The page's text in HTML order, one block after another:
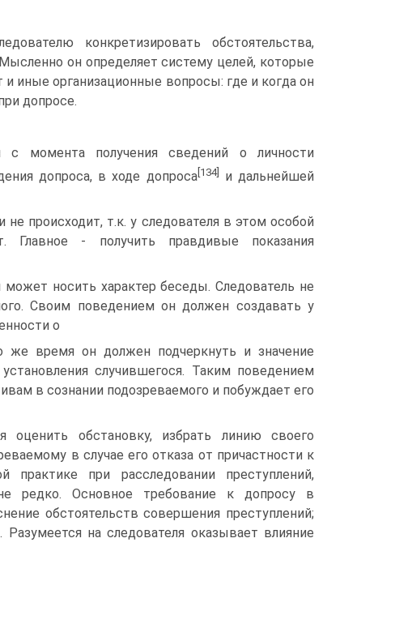
конкретизировать обстоятельства,
он определяет систему целей, которые
иные организационные вопросы: где и когда он
допросе.
с момента получения сведений о личности
допроса, в ходе допроса [134]
и дальнейшей
не происходит, т.к. у следователя в этом особой
Главное - получить правдивые показания
может носить характер беседы. Следователь не
Своим поведением он должен создавать у
о
время он должен подчеркнуть и значение
случившегося. Таким поведением
в сознании подозреваемого и побуждает его
оценить обстановку, избрать линию своего
в случае его отказа от причастности к
при расследовании преступлений,
редко. Основное требование к допросу в
обстоятельств совершения преступлений;
на следователя оказывает влияние